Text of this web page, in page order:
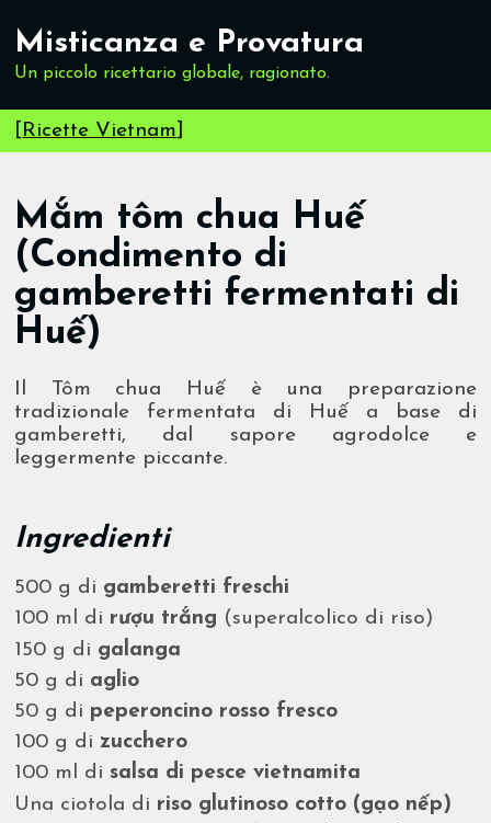
Misticanza e Provatura
Un piccolo ricettario globale, ragionato.
[Ricette Vietnam]
Mắm tôm chua Huế
(Condimento di
gamberetti fermentati di
Huế)
Il Tôm chua Huế è una preparazione
tradizionale fermentata di Huế a base di
gamberetti, dal sapore agrodolce e
leggermente piccante.
Ingredienti
500 g di gamberetti freschi
100 ml di rượu trắng (superalcolico di riso)
150 g di galanga
50 g di aglio
50 g di peperoncino rosso fresco
100 g dizucchero
100 ml disalsa di pesce vietnamita
Una ciotola di riso glutinoso cotto (gạo nếp)